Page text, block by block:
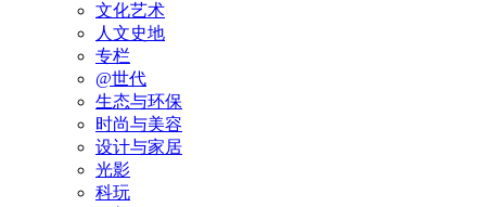
文化艺术
人文史地
专栏
@世代
生态与环保
时尚与美容
设计与家居
光影
科玩